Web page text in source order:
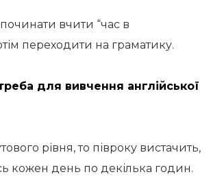
вчити “час в
переходити на граматику.
для вивчення англійської
рівня, то півроку вистачить,
кожен день по декілька годин.